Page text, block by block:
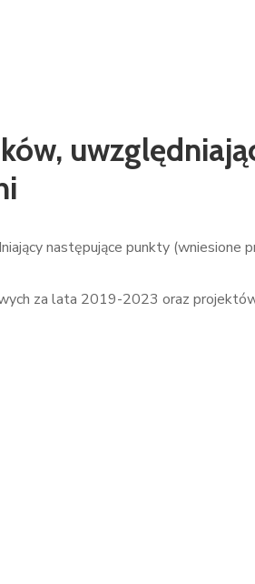
następujące punkty (wniesione
za lata 2019-2023 oraz